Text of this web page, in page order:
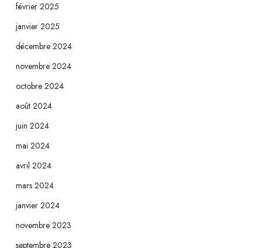
février 2025
janvier 2025
décembre 2024
novembre 2024
octobre 2024
août 2024
juin 2024
mai 2024
avril 2024
mars 2024
janvier 2024
novembre 2023
septembre 2023